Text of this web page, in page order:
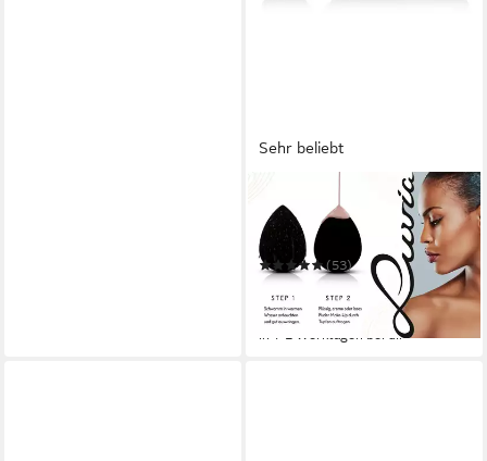
Sehr beliebt
Make-up Schwamm CLASSIC
MAKE-UP SPONGE + 2 MINI
(53)
7,99 € UVP9,90 €
-19%
in 1-2 Werktagen bei dir